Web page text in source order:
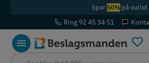
Spar 50%på outlet
Ring 92 45 34 51